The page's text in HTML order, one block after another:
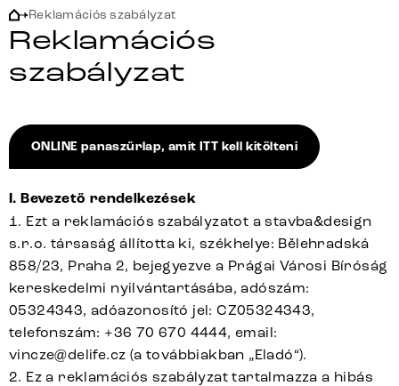
Reklamációs szabályzat
Reklamációs
szabályzat
ONLINE panaszűrlap, amit ITT kell kitölteni
I. Bevezető rendelkezések
1. Ezt a reklamációs szabályzatot a stavba&design
s.r.o. társaság állította ki, székhelye: Bělehradská
858/23, Praha 2, bejegyezve a Prágai Városi Bíróság
kereskedelmi nyilvántartásába, adószám:
05324343, adóazonosító jel: CZ05324343,
telefonszám: +36 70 670 4444, email:
vincze@delife.cz (a továbbiakban „Eladó“).
2. Ez a reklamációs szabályzat tartalmazza a hibás